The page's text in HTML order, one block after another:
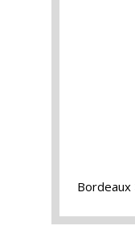
Bordeaux